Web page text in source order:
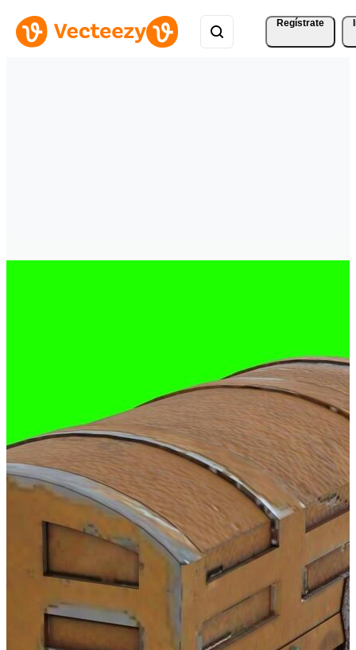
Regístrate